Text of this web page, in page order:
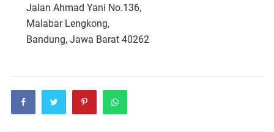
Jalan Ahmad Yani No.136,
Malabar Lengkong,
Bandung, Jawa Barat 40262